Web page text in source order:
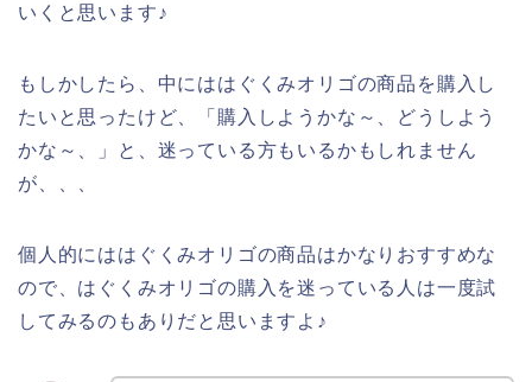
いくと思います♪
もしかしたら、中にははぐくみオリゴの商品を購入し
たいと思ったけど、「購入しようかな～、どうしよう
かな～、」と、迷っている方もいるかもしれません
が、、、
個人的にははぐくみオリゴの商品はかなりおすすめな
ので、はぐくみオリゴの購入を迷っている人は一度試
してみるのもありだと思いますよ♪